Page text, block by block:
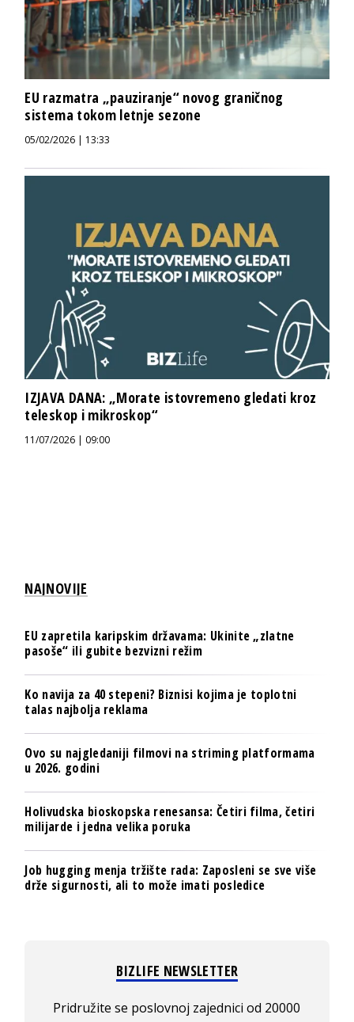
EU razmatra „pauziranje“ novog graničnog
sistema tokom letnje sezone
05/02/2026 | 13:33
IZJAVA DANA: „Morate istovremeno gledati kroz
teleskop i mikroskop“
11/07/2026 | 09:00
NAJNOVIJE
EU zapretila karipskim državama: Ukinite „zlatne
pasoše“ ili gubite bezvizni režim
Ko navija za 40 stepeni? Biznisi kojima je toplotni
talas najbolja reklama
Ovo su najgledaniji filmovi na striming platformama
u 2026. godini
Holivudska bioskopska renesansa: Četiri filma, četiri
milijarde i jedna velika poruka
Job hugging menja tržište rada: Zaposleni se sve više
drže sigurnosti, ali to može imati posledice
BIZLIFE NEWSLETTER
Pridružite se poslovnoj zajednici od 20000